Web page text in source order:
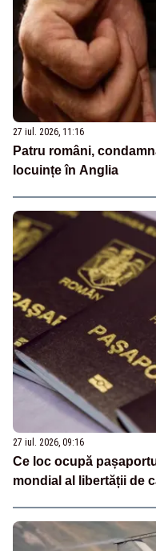
27 iul. 2026, 11:16
Patru români,
locuințe în Anglia
27 iul. 2026, 09:16
Ce loc ocupă
mondial al libertății de